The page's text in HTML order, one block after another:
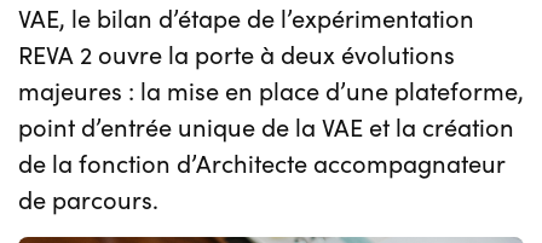
VAE, le bilan d’étape de l’expérimentation
REVA 2 ouvre la porte à deux évolutions
majeures : la mise en place d’une plateforme,
point d’entrée unique de la VAE et la création
de la fonction d’Architecte accompagnateur
de parcours.